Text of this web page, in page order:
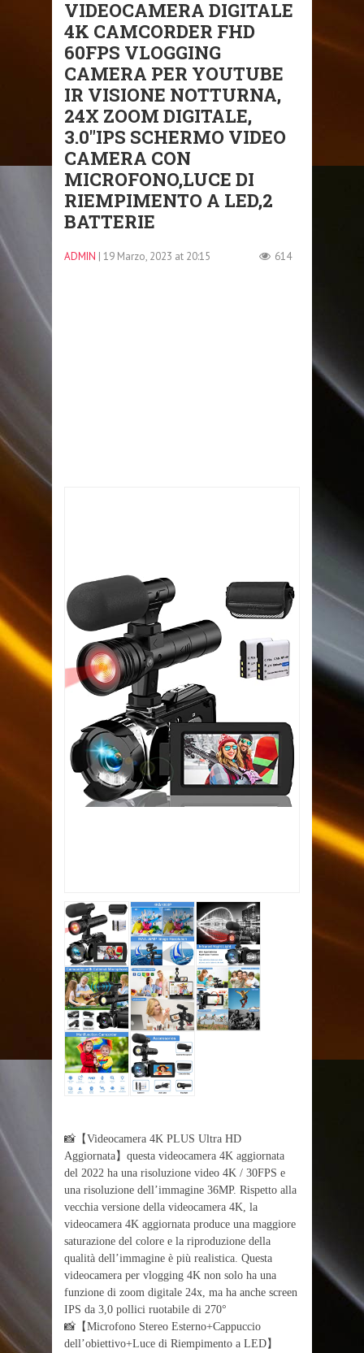
VIDEOCAMERA DIGITALE
4K CAMCORDER FHD
60FPS VLOGGING
CAMERA PER YOUTUBE
IR VISIONE NOTTURNA,
24X ZOOM DIGITALE,
3.0″IPS SCHERMO VIDEO
CAMERA CON
MICROFONO,LUCE DI
RIEMPIMENTO A LED,2
BATTERIE
ADMIN | 19 Marzo, 2023 at 20:15 614
📸【Videocamera 4K PLUS Ultra HD
Aggiornata】questa videocamera 4K aggiornata
del 2022 ha una risoluzione video 4K / 30FPS e
una risoluzione dell’immagine 36MP. Rispetto alla
vecchia versione della videocamera 4K, la
videocamera 4K aggiornata produce una maggiore
saturazione del colore e la riproduzione della
qualità dell’immagine è più realistica. Questa
videocamera per vlogging 4K non solo ha una
funzione di zoom digitale 24x, ma ha anche screen
IPS da 3,0 pollici ruotabile di 270°
📸【Microfono Stereo Esterno+Cappuccio
dell’obiettivo+Luce di Riempimento a LED】